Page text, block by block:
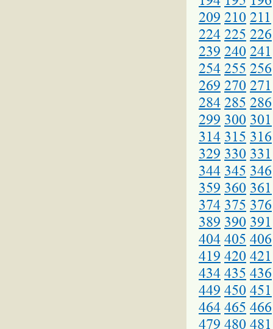
209 210 211
224 225 226
239 240 241
254 255 256
269 270 271
284 285 286
299 300 301
314 315 316
329 330 331
344 345 346
359 360 361
374 375 376
389 390 391
404 405 406
419 420 421
434 435 436
449 450 451
464 465 466
479 480 481